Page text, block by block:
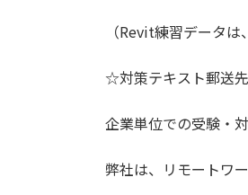
（Revit練習データ
☆対策テキスト郵送
企業単位での受験・
弊社は、リモートワ